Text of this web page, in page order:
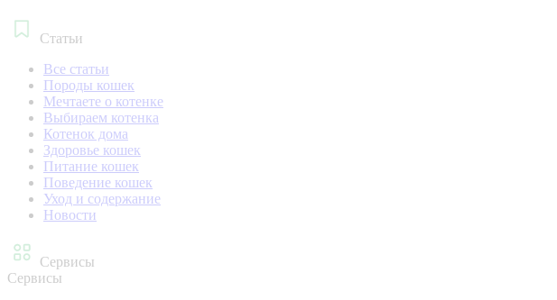
Статьи
Все статьи
Породы кошек
Мечтаете о котенке
Выбираем котенка
Котенок дома
Здоровье кошек
Питание кошек
Поведение кошек
Уход и содержание
Новости
Сервисы
Сервисы